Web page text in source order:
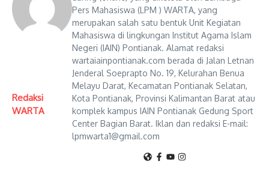
Redaksi
WARTA
Pers Mahasiswa (LPM ) WARTA, yang
merupakan salah satu bentuk Unit Kegiatan
Mahasiswa di lingkungan Institut Agama Islam
Negeri (IAIN) Pontianak. Alamat redaksi
wartaiainpontianak.com berada di Jalan Letnan
Jenderal Soeprapto No. 19, Kelurahan Benua
Melayu Darat, Kecamatan Pontianak Selatan,
Kota Pontianak, Provinsi Kalimantan Barat atau
komplek kampus IAIN Pontianak Gedung Sport
Center Bagian Barat. Iklan dan redaksi E-mail:
lpmwarta1@gmail.com